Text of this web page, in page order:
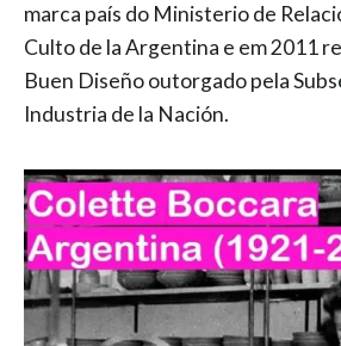
marca país do Ministerio de
Culto de la Argentina e em 2011
Buen Diseño outorgado pela
Industria de la Nación.